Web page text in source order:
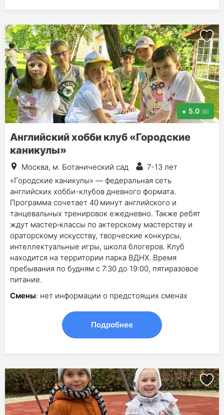
5.0 (6)
Английский хобби клуб «Городские
каникулы»
Москва, м. Ботанический сад
7-13 лет
«Городские каникулы» — федеральная сеть
английских хобби-клубов дневного формата.
Программа сочетает 40 минут английского и
танцевальных тренировок ежедневно. Также ребят
ждут мастер‑классы по актерскому мастерству и
ораторскому искусству, творческие конкурсы,
интеллектуальные игры, школа блогеров. Клуб
находится на территории парка ВДНХ. Время
пребывания по будням с 7:30 до 19:00, пятиразовое
питание.
Смены: нет информации о предстоящих сменах
Подробнее